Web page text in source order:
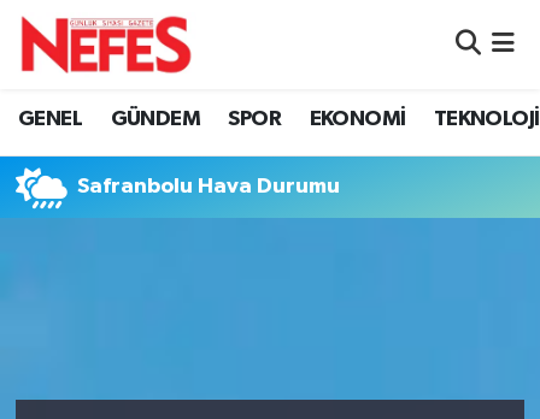
GENEL GÜNDEM SPOR EKONOMİ TEKNOLOJİ
Safranbolu Hava Durumu
Hava Durumu
Namaz Vakitleri
Tüm Manşetler